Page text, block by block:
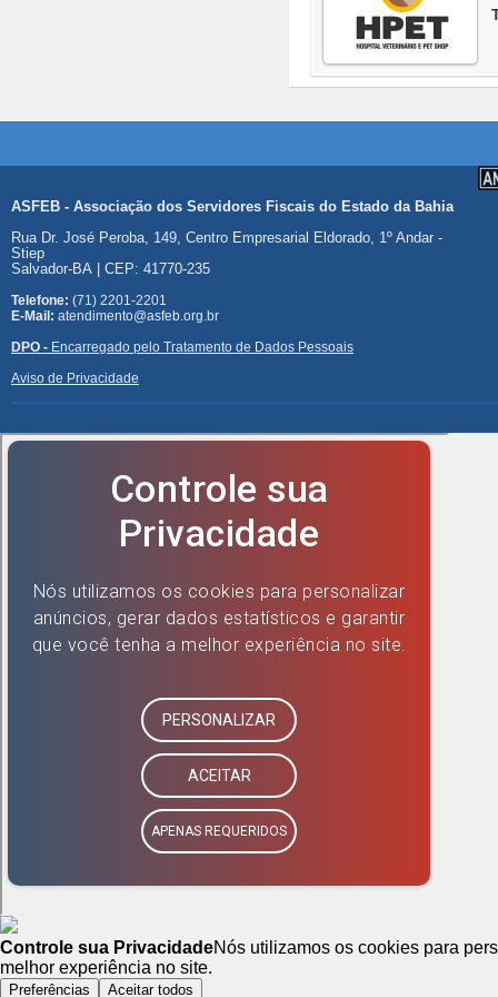
ASFEB - Associação dos Servidores Fiscais do Estado da Bahia
Rua Dr. José Peroba, 149, Centro Empresarial Eldorado, 1º Andar -
Stiep
Salvador-BA | CEP: 41770-235
Telefone: (71) 2201-2201
E-Mail: atendimento@asfeb.org.br
DPO - Encarregado pelo Tratamento de Dados Pessoais
Aviso de Privacidade
Controle sua PrivacidadeNós utilizamos os cookies para
melhor experiência no site.
Preferências Aceitar todos